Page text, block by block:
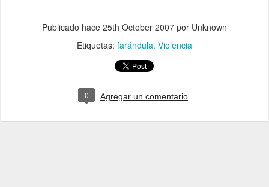
Publicado hace 25th October 2007 por Unknown
Etiquetas: farándula Violencia
0 Agregar un comentario